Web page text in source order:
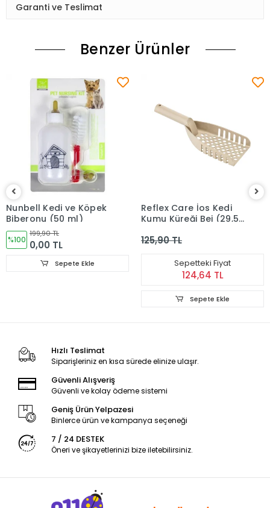
Garanti ve Teslimat
Benzer Ürünler
Nunbell Kedi ve Köpek
Biberonu (50 ml)
%100
199,90 TL
0,00 TL
Sepete Ekle
Reflex Care İos Kedi
Kumu Küreği Bej (29,5 x
125,90 TL
Sepetteki Fiyat
124,64 TL
Sepete Ekle
Hızlı Teslimat
Siparişleriniz en kısa sürede elinize ulaşır.
Güvenli Alışveriş
Güvenli ve kolay ödeme sistemi
Geniş Ürün Yelpazesi
Binlerce ürün ve kampanya seçeneği
7 / 24 DESTEK
Öneri ve şikayetlerinizi bize iletebilirsiniz.